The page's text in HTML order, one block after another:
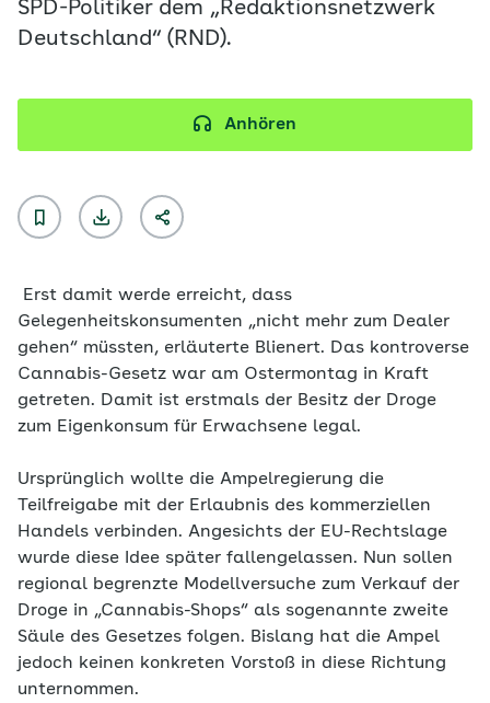
SPD-Politiker dem „Redaktionsnetzwerk
Deutschland“ (RND).
Anhören
Erst damit werde erreicht, dass
Gelegenheitskonsumenten „nicht mehr zum Dealer
gehen“ müssten, erläuterte Blienert. Das kontroverse
Cannabis-Gesetz war am Ostermontag in Kraft
getreten. Damit ist erstmals der Besitz der Droge
zum Eigenkonsum für Erwachsene legal.
Ursprünglich wollte die Ampelregierung die
Teilfreigabe mit der Erlaubnis des kommerziellen
Handels verbinden. Angesichts der EU-Rechtslage
wurde diese Idee später fallengelassen. Nun sollen
regional begrenzte Modellversuche zum Verkauf der
Droge in „Cannabis-Shops“ als sogenannte zweite
Säule des Gesetzes folgen. Bislang hat die Ampel
jedoch keinen konkreten Vorstoß in diese Richtung
unternommen.